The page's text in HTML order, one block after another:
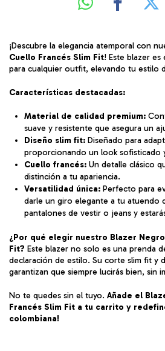
¡Descubre la elegancia atemporal con
Cuello Francés Slim Fit! Este blazer
para cualquier outfit, elevando tu estilo
Características destacadas:
Material de calidad premium:
suave y resistente que asegura un
Diseño slim fit: Diseñado para
proporcionando un look sofisticado
Cuello francés: Un detalle clásico
distinción a tu apariencia.
Versatilidad única: Perfecto para
darle un giro elegante a tu atuendo
pantalones de vestir o jeans y
¿Por qué elegir nuestro Blazer
Fit? Este blazer no solo es una prenda
declaración de estilo. Su corte slim fit y
garantizan que siempre lucirás bien, sin
No te quedes sin el tuyo. Añade el
Francés Slim Fit a tu carrito y
colombiana!